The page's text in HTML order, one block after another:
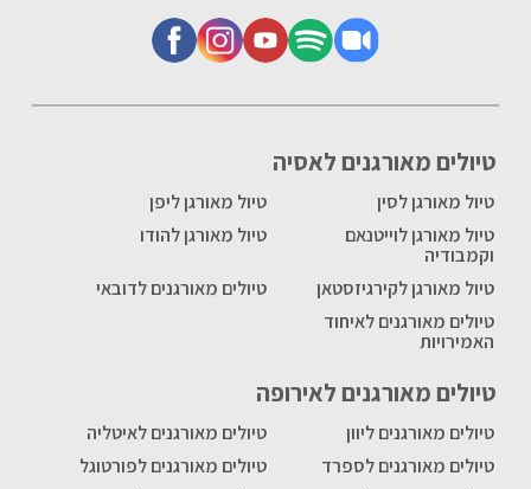
טיולים מאורגנים לאסיה
טיול מאורגן לסין
טיול מאורגן ליפן
טיול מאורגן לוייטנאם
וקמבודיה
טיול מאורגן להודו
טיול מאורגן לקירגיזסטאן
טיולים מאורגנים לדובאי
טיולים מאורגנים לאיחוד
האמירויות
טיולים מאורגנים לאירופה
טיולים מאורגנים ליוון
טיולים מאורגנים לאיטליה
טיולים מאורגנים לספרד
טיולים מאורגנים לפורטוגל